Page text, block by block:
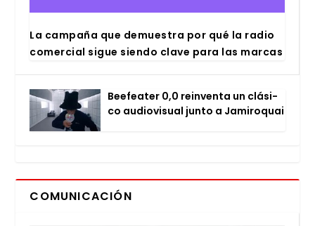
La cam­pa­ña que demues­tra por qué la radio
comer­cial sigue sien­do cla­ve para las mar­cas
Bee­fea­ter 0,0 rein­ven­ta un clá­si­
co audio­vi­sual jun­to a Jami­ro­quai
COMUNICACIÓN